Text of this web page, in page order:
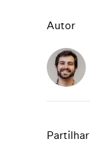
Autor
Partilhar